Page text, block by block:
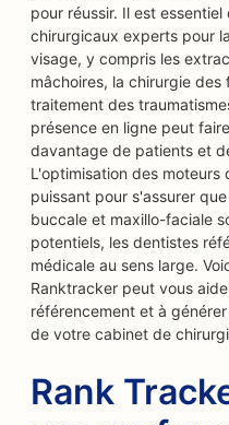
pour réussir. Il est
chirurgicaux experts pour
visage, y compris les
mâchoires, la chirurgie
traitement des
présence en ligne peut
davantage de patients et
L'optimisation des moteurs
puissant pour s'assurer
buccale et maxillo-faciale
potentiels, les dentistes
médicale au sens large.
Ranktracker peut vous
référencement et à
de votre cabinet de
Rank